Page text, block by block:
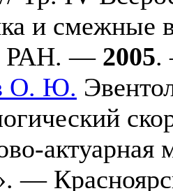
и смежные
— 2005.
О. Ю.
актуарная
—